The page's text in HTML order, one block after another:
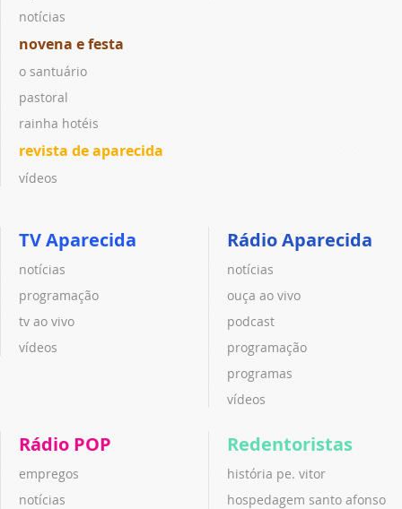
notícias
novena e festa
o santuário
pastoral
rainha hotéis
revista de aparecida
vídeos
TV Aparecida
notícias
programação
tv ao vivo
vídeos
Rádio Aparecida
notícias
ouça ao vivo
podcast
programação
programas
vídeos
Rádio POP
empregos
notícias
Redentoristas
história pe. vitor
hospedagem santo afonso